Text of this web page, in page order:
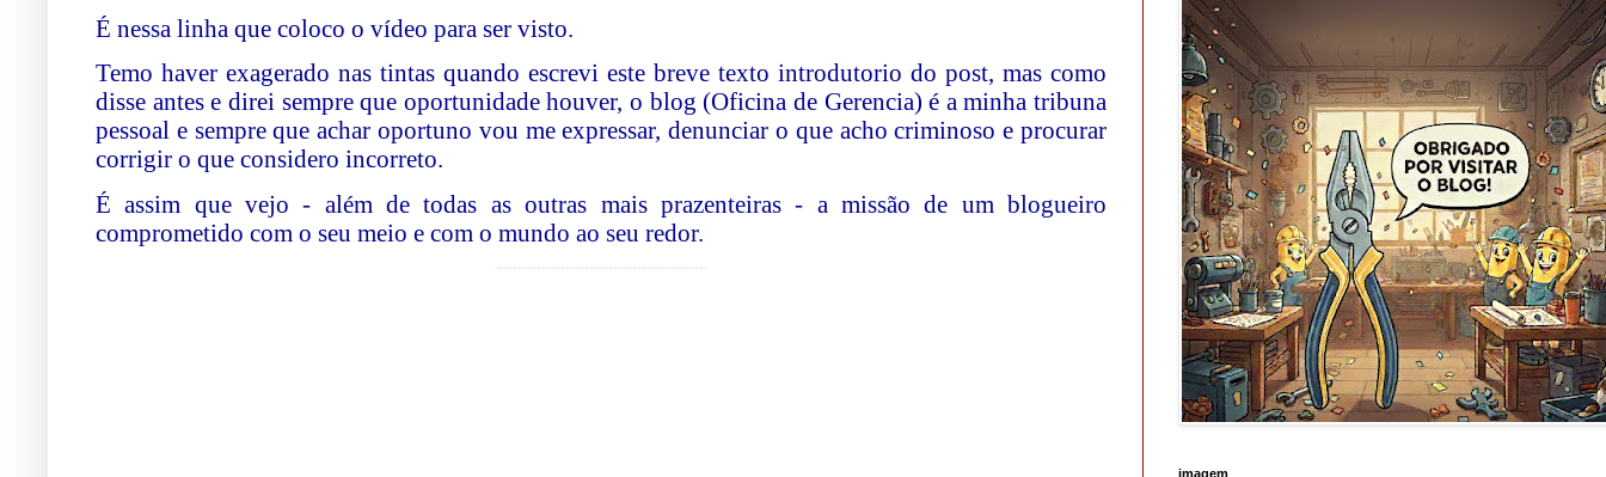
É nessa linha que coloco o vídeo para ser visto.
Temo haver exagerado nas tintas quando escrevi este breve texto introdutorio do post, mas como
disse antes e direi sempre que oportunidade houver, o blog (Oficina de Gerencia) é a minha tribuna
pessoal e sempre que achar oportuno vou me expressar, denunciar o que acho criminoso e procurar
corrigir o que considero incorreto.
É assim que vejo - além de todas as outras mais prazenteiras - a missão de um blogueiro
comprometido com o seu meio e com o mundo ao seu redor.
¨¨¨¨¨¨¨¨¨¨¨¨¨¨¨¨¨¨¨¨¨¨¨¨¨¨¨¨¨¨¨¨¨¨¨¨¨¨¨¨¨¨¨¨
imagem